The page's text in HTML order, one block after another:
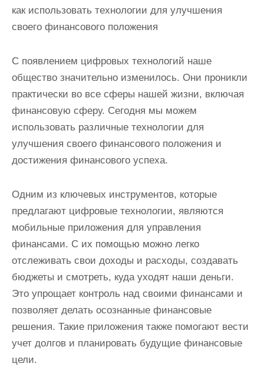
как использовать технологии для улучшения
своего финансового положения
С появлением цифровых технологий наше
общество значительно изменилось. Они проникли
практически во все сферы нашей жизни, включая
финансовую сферу. Сегодня мы можем
использовать различные технологии для
улучшения своего финансового положения и
достижения финансового успеха.
Одним из ключевых инструментов, которые
предлагают цифровые технологии, являются
мобильные приложения для управления
финансами. С их помощью можно легко
отслеживать свои доходы и расходы, создавать
бюджеты и смотреть, куда уходят наши деньги.
Это упрощает контроль над своими финансами и
позволяет делать осознанные финансовые
решения. Такие приложения также помогают вести
учет долгов и планировать будущие финансовые
цели.